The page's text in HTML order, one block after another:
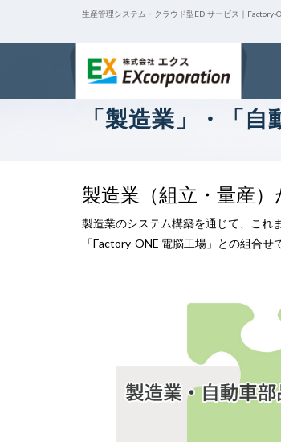
生産管理システム・クラウド型EDIサービス｜Factory-
「製造業」・「
製造業（組立・量産
製造業のシステム構築を通じて、これ
「Factory-ONE 電脳工場」との組合せ